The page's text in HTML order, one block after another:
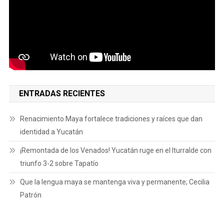
ENTRADAS RECIENTES
Renacimiento Maya fortalece tradiciones y raíces que dan
identidad a Yucatán
¡Remontada de los Venados! Yucatán ruge en el Iturralde con
triunfo 3-2 sobre Tapatío
Que la lengua maya se mantenga viva y permanente; Cecilia
Patrón